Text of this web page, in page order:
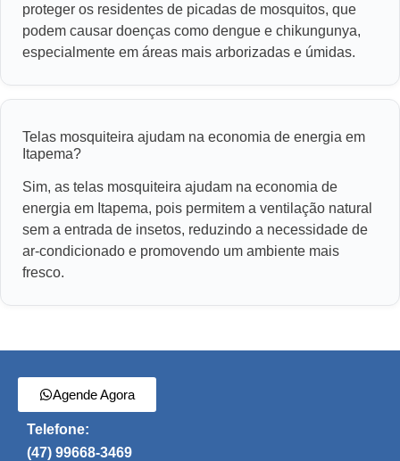
proteger os residentes de picadas de mosquitos, que
podem causar doenças como dengue e chikungunya,
especialmente em áreas mais arborizadas e úmidas.
Telas mosquiteira ajudam na economia de energia em
Itapema?
Sim, as telas mosquiteira ajudam na economia de
energia em Itapema, pois permitem a ventilação natural
sem a entrada de insetos, reduzindo a necessidade de
ar-condicionado e promovendo um ambiente mais
fresco.
Agende Agora
Telefone:
(47) 99668-3469